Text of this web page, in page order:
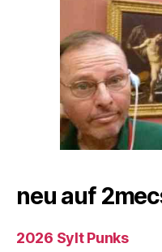
neu auf
2026 Sylt Punks